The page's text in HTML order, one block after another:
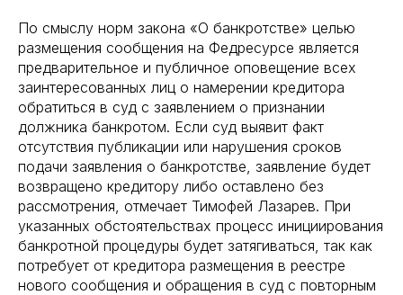
По смыслу норм закона «О банкротстве» целью
размещения сообщения на Федресурсе является
предварительное и публичное оповещение всех
заинтересованных лиц о намерении кредитора
обратиться в суд с заявлением о признании
должника банкротом. Если суд выявит факт
отсутствия публикации или нарушения сроков
подачи заявления о банкротстве, заявление будет
возвращено кредитору либо оставлено без
рассмотрения, отмечает Тимофей Лазарев. При
указанных обстоятельствах процесс инициирования
банкротной процедуры будет затягиваться, так как
потребует от кредитора размещения в реестре
нового сообщения и обращения в суд с повторным